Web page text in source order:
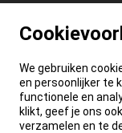
We gebruiken
en persoonlijker te
functionele en
klikt, geef je ons
verzamelen en te